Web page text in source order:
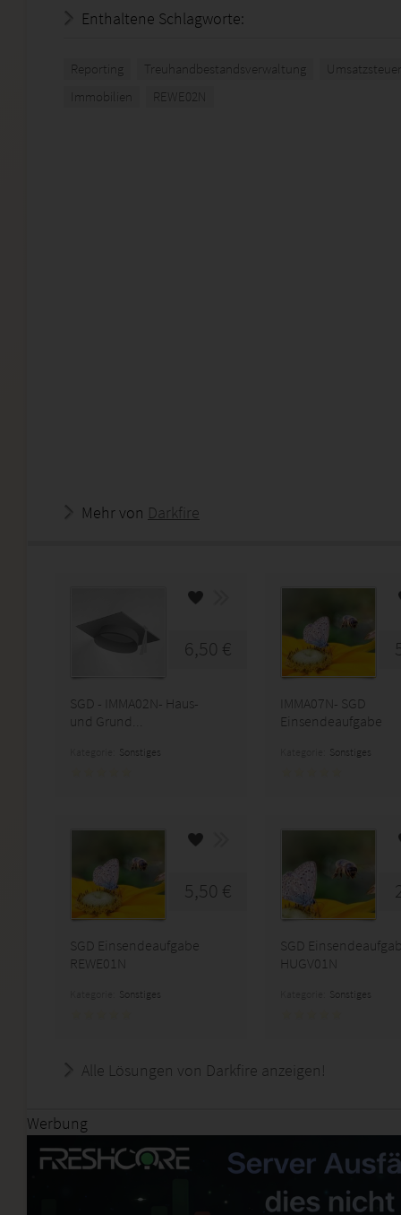
Enthaltene Schlagworte:
Reporting Treuhandbestandsverwaltung
Immobilien
REWE02N
Mehr von Darkfire
6,50 €
SGD - IMMA02N- Haus-
und Grund...
Sonstiges
IMMA07N- SGD
Einsendeaufgabe
Sonstiges
5,50 €
SGD Einsendeaufgabe
REWE01N
Sonstiges
SGD
HUGV01N
Sonstiges
Alle Lösungen von Darkfire anzeigen!
Werbung